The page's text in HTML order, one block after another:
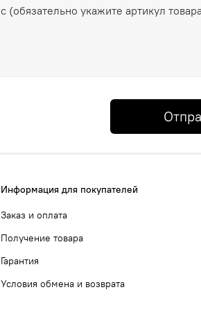
Информация для покупателей
Заказ и оплата
Получение товара
Гарантия
Условия обмена и возврата